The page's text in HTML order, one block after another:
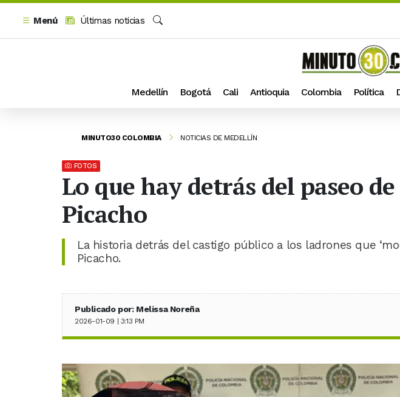
Menú
Últimas noticias
Medellín Bogotá Cali Antioquia Colombia Política
MINUTO30 COLOMBIA NOTICIAS DE MEDELLÍN
FOTOS
Lo que hay detrás del paseo
Picacho
La historia detrás del castigo público a los ladrones que
Picacho.
Publicado por: Melissa Noreña
2026-01-09 | 3:13 PM